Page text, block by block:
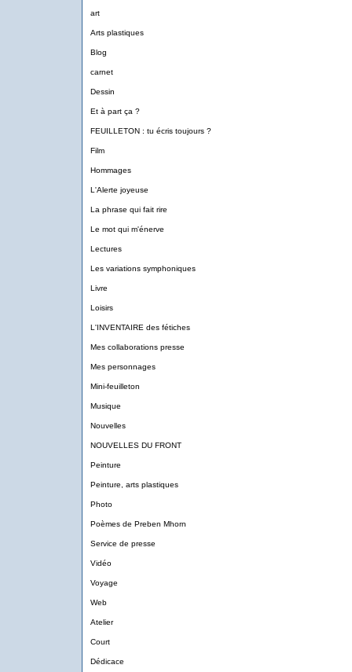
art
Arts plastiques
Blog
carnet
Dessin
Et à part ça ?
FEUILLETON : tu écris toujours ?
Film
Hommages
L'Alerte joyeuse
La phrase qui fait rire
Le mot qui m'énerve
Lectures
Les variations symphoniques
Livre
Loisirs
L'INVENTAIRE des fétiches
Mes collaborations presse
Mes personnages
Mini-feuilleton
Musique
Nouvelles
NOUVELLES DU FRONT
Peinture
Peinture, arts plastiques
Photo
Poèmes de Preben Mhorn
Service de presse
Vidéo
Voyage
Web
Atelier
Court
Dédicace